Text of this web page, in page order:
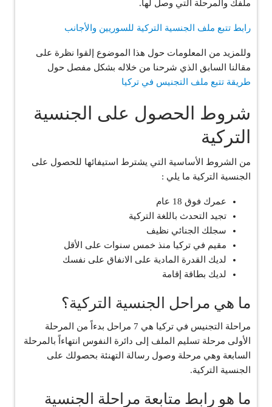
ملفك والمرحلة التي وصل لها.
رابط تتبع ملف الجنسية التركية للسوريين والأجانب
وللمزيد من المعلومات حول هذا الموضوع إلقوا نظرة على
مقالنا السابق الذي شرحنا من خلاله بشكل مفصل حول
طريقة تتبع ملف التجنيس في تركيا
شروط الحصول على الجنسية
التركية
من الشروط الأساسية التي يشترط استيفائها للحصول على
الجنسية التركية ما يلي :
عمرك فوق 18 عام
تجيد التحدث باللغة التركية
سجلك الجنائي نظيف
مقيم في تركيا منذ خمس سنوات على الأقل
لديك القدرة المادية على الانفاق على نفسك
لديك بطاقة إقامة
ما هي مراحل الجنسية التركية؟
مراحلة التجنيس في تركيا هي 7 مراحل بدءاً من المرحلة
الأولى مرحلة تسليم الملف إلى دائرة النفوس انتهاءاً بالمرحلة
السابعة وهي مرحلة وصول رسالة التهنئة بحصولك على
الجنسية التركية.
ما هو رابط متابعة مراحلة الجنسية